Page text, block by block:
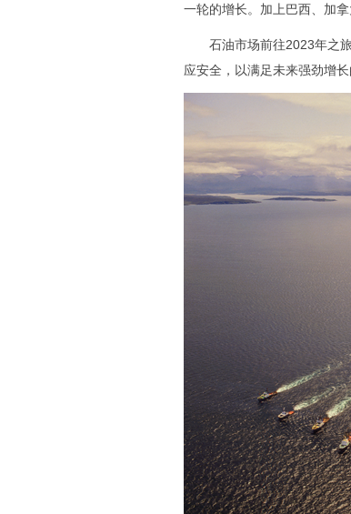
一轮的增长。加上巴西、加
石油市场前往2023年之旅
应安全，以满足未来强劲增长